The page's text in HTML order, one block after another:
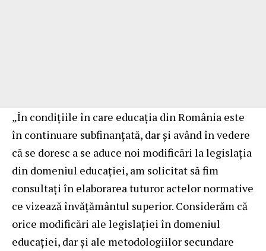
„În condițiile în care educația din România este
în continuare subfinanțată, dar și având în vedere
că se doresc a se aduce noi modificări la legislația
din domeniul educației, am solicitat să fim
consultați în elaborarea tuturor actelor normative
ce vizează învățământul superior. Considerăm că
orice modificări ale legislației în domeniul
educației, dar și ale metodologiilor secundare